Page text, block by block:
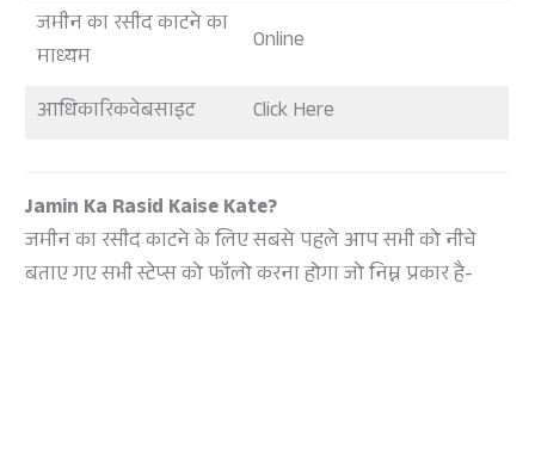
जमीन का रसीद काटने का
माध्यम
Online
आधिकारिकवेबसाइट Click Here
Jamin Ka Rasid Kaise Kate?
जमीन का रसीद काटने के लिए सबसे पहले आप सभी को नीचे
बताए गए सभी स्टेप्स को फॉलो करना होगा जो निम्न प्रकार है-